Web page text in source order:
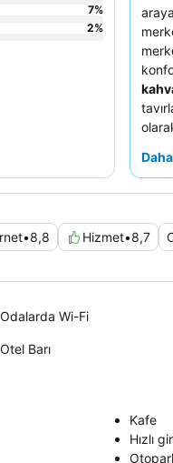
•8,8 Hizmet•8,7
7%
2%
Odalarda Wi-Fi
Otel Barı
Kafe
Hızlı